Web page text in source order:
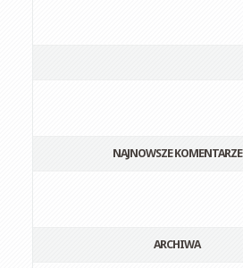
NAJNOWSZE KOMENTARZE
ARCHIWA